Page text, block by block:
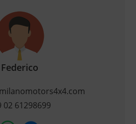
Federico
02 61298699